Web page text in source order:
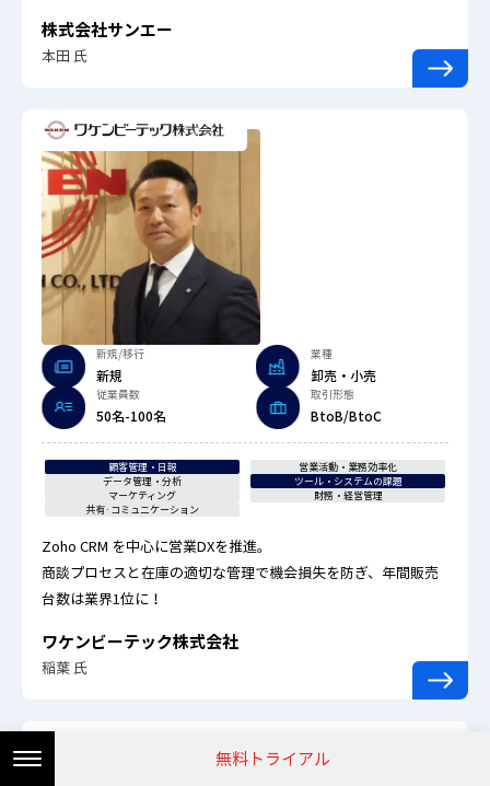
株式会社サンエー
本田 氏
新規/移行
新規
業種
卸売・小売
従業員数
50名-100名
取引形態
BtoB/BtoC
顧客管理・日報
営業活動・業務効率化
データ管理・分析
ツール・システムの課題
マーケティング
財務・経営管理
共有·コミュニケーション
Zoho CRM を中心に営業DXを推進。
商談プロセスと在庫の適切な管理で機会損失を防ぎ、年間販売
台数は業界1位に！
ワケンビーテック株式会社
稲葉 氏
無料トライアル